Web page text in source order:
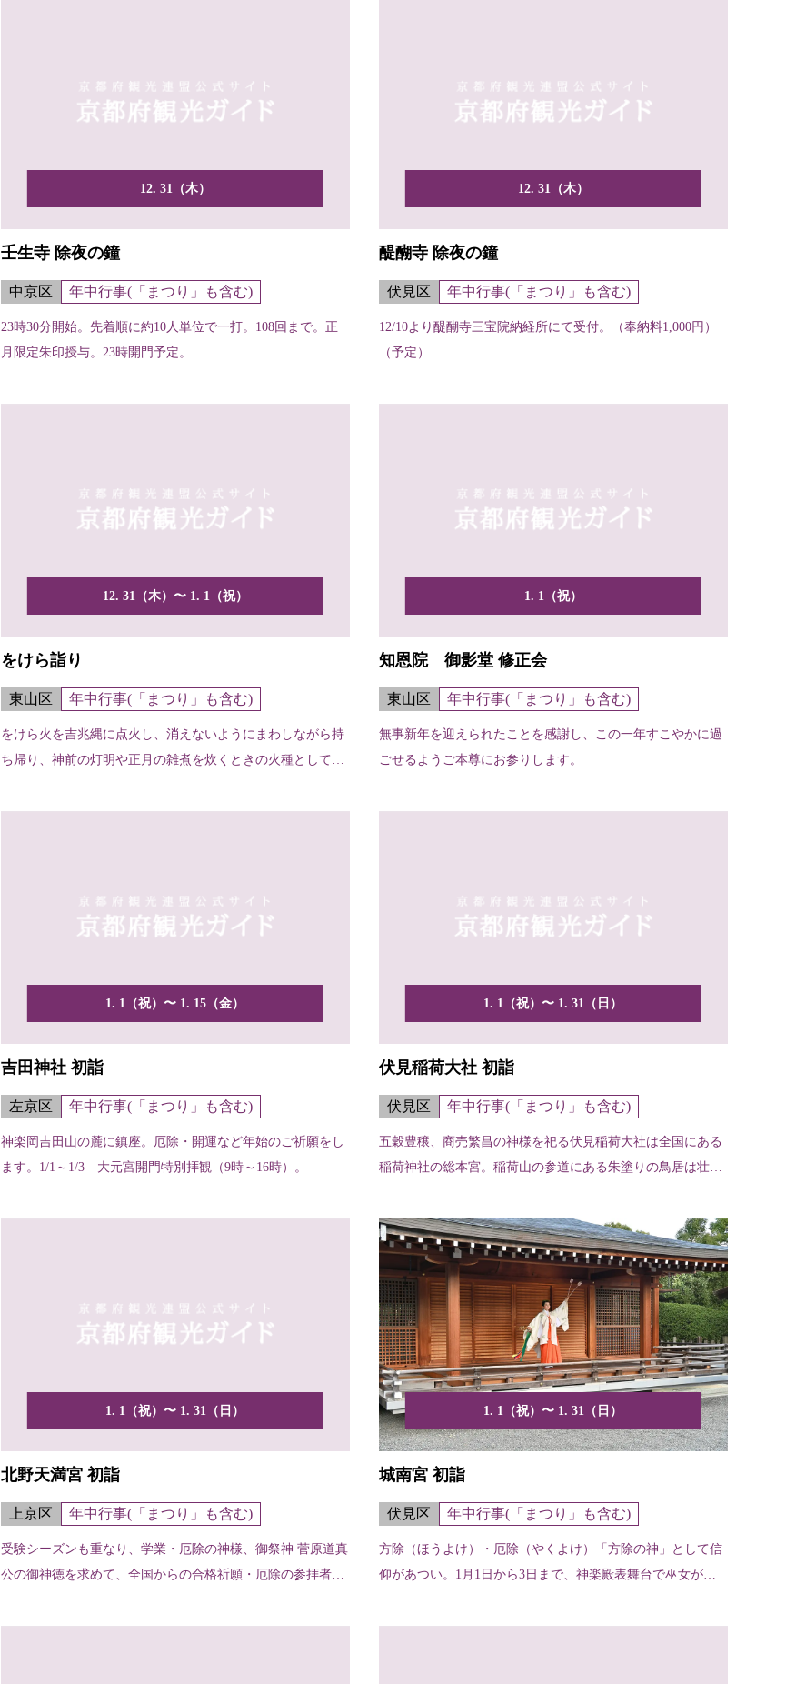
12. 31（木）
壬生寺 除夜の鐘
中京区 年中行事(「まつり」も含む)
23時30分開始。先着順に約10人単位で一打。108回まで。正
月限定朱印授与。23時開門予定。
12. 31（木）
醍醐寺 除夜の鐘
伏見区 年中行事(「まつり」も含む)
12/10より醍醐寺三宝院納経所にて受付。（奉納料1,000円）
（予定）
12. 31（木）〜 1. 1（祝）
をけら詣り
東山区 年中行事(「まつり」も含む)
をけら火を吉兆縄に点火し、消えないようにまわしながら持
ち帰り、神前の灯明や正月の雑煮を炊くときの火種として使
1. 1（祝）
知恩院 御影堂 修正会
東山区 年中行事(「まつり」も含む)
無事新年を迎えられたことを感謝し、この一年すこやかに過
ごせるようご本尊にお参りします。
1. 1（祝）〜 1. 15（金）
吉田神社 初詣
左京区 年中行事(「まつり」も含む)
神楽岡吉田山の麓に鎮座。厄除・開運など年始のご祈願をし
ます。1/1～1/3 大元宮開門特別拝観（9時～16時）。
1. 1（祝）〜 1. 31（日）
伏見稲荷大社 初詣
伏見区 年中行事(「まつり」も含む)
五穀豊穣、商売繁昌の神様を祀る伏見稲荷大社は全国にある
稲荷神社の総本宮。稲荷山の参道にある朱塗りの鳥居は壮観
1. 1（祝）〜 1. 31（日）
北野天満宮 初詣
上京区 年中行事(「まつり」も含む)
受験シーズンも重なり、学業・厄除の神様、御祭神 菅原道真
公の御神徳を求めて、全国からの合格祈願・厄除の参拝者で
1. 1（祝）〜 1. 31（日）
城南宮 初詣
伏見区 年中行事(「まつり」も含む)
方除（ほうよけ）・厄除（やくよけ）「方除の神」として信
仰があつい。1月1日から3日まで、神楽殿表舞台で巫女が鈴